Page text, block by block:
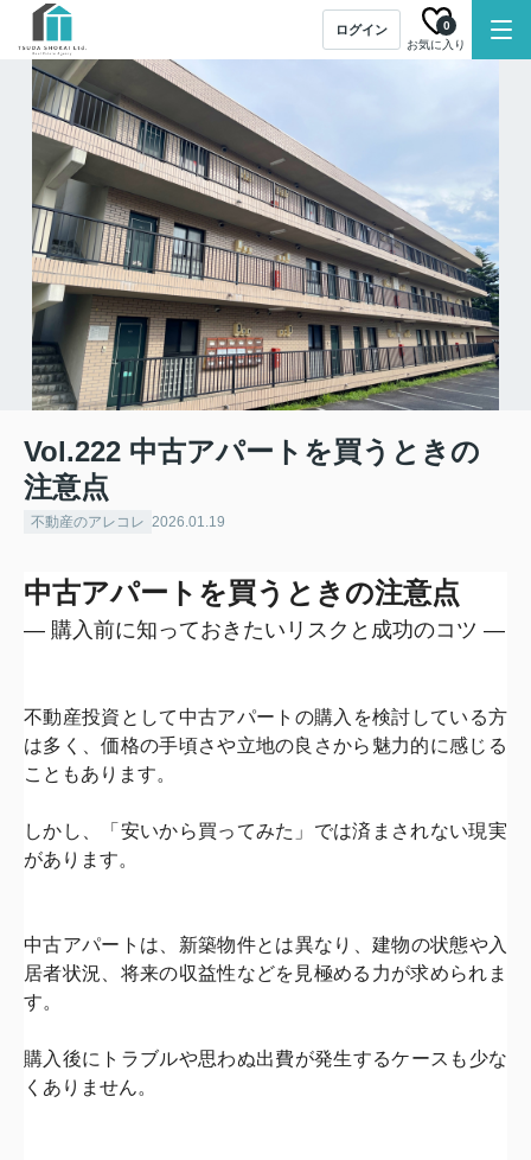
ログイン
お気に入り
0
Vol.222 中古アパートを買うときの
注意点
不動産のアレコレ 2026.01.19
中古アパートを買うときの注意点
― 購入前に知っておきたいリスクと成功のコツ ―
不動産投資として中古アパートの購入を検討している方
は多く、価格の手頃さや立地の良さから魅力的に感じる
こともあります。
しかし、「安いから買ってみた」では済まされない現実
があります。
中古アパートは、新築物件とは異なり、建物の状態や入
居者状況、 将来の収益性などを見極める力が求められま
す。
購入後にトラブルや思わぬ出費が発生するケースも少な
くありません。